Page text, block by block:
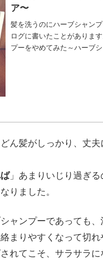
ア〜
髪を洗うのにハーブシャン
ログに書いたことがありま
プーをやめてみた～ハーブ
ん髪がしっかり、丈
」あまりいじり過ぎ
りました。
ャンプーであっても、
まりやすくなって切れ
れてこそ、サラサラ